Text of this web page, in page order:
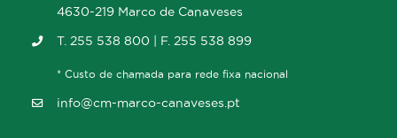
4630-219 Marco de Canaveses
T. 255 538 800 | F. 255 538 899
* Custo de chamada para rede fixa nacional
info@cm-marco-canaveses.pt